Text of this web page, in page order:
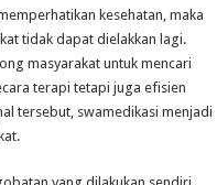
kesehatan, maka
tidak dapat dielakkan lagi.
masyarakat untuk mencari
terapi tetapi juga efisien
tersebut, swamedikasi menjadi